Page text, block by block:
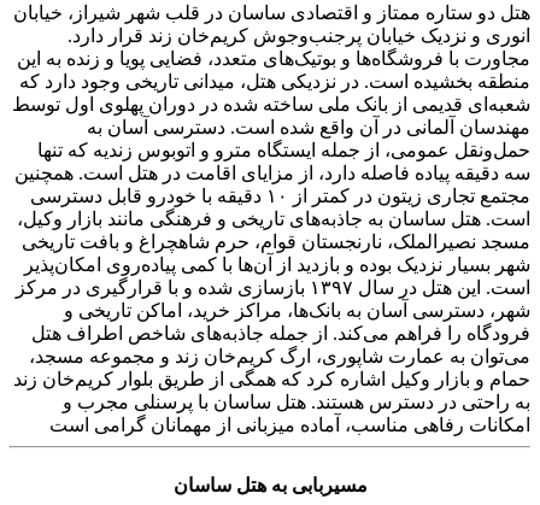
هتل دو ستاره ممتاز و اقتصادی ساسان در قلب شهر شیراز، خیابان
انوری و نزدیک خیابان پرجنب‌وجوش کریم‌خان زند قرار دارد.
مجاورت با فروشگاه‌ها و بوتیک‌های متعدد، فضایی پویا و زنده به این
منطقه بخشیده است. در نزدیکی هتل، میدانی تاریخی وجود دارد که
شعبه‌ای قدیمی از بانک ملی ساخته شده در دوران پهلوی اول توسط
مهندسان آلمانی در آن واقع شده است. دسترسی آسان به
حمل‌ونقل عمومی، از جمله ایستگاه مترو و اتوبوس زندیه که تنها
سه دقیقه پیاده فاصله دارد، از مزایای اقامت در هتل است. همچنین
مجتمع تجاری زیتون در کمتر از ۱۰ دقیقه با خودرو قابل دسترسی
است. هتل ساسان به جاذبه‌های تاریخی و فرهنگی مانند بازار وکیل،
مسجد نصیرالملک، نارنجستان قوام، حرم شاهچراغ و بافت تاریخی
شهر بسیار نزدیک بوده و بازدید از آن‌ها با کمی پیاده‌روی امکان‌پذیر
است. این هتل در سال ۱۳۹۷ بازسازی شده و با قرارگیری در مرکز
شهر، دسترسی آسان به بانک‌ها، مراکز خرید، اماکن تاریخی و
فرودگاه را فراهم می‌کند. از جمله جاذبه‌های شاخص اطراف هتل
می‌توان به عمارت شاپوری، ارگ کریم‌خان زند و مجموعه مسجد،
حمام و بازار وکیل اشاره کرد که همگی از طریق بلوار کریم‌خان زند
به راحتی در دسترس هستند. هتل ساسان با پرسنلی مجرب و
امکانات رفاهی مناسب، آماده میزبانی از مهمانان گرامی است
مسیربابی به هتل ساسان